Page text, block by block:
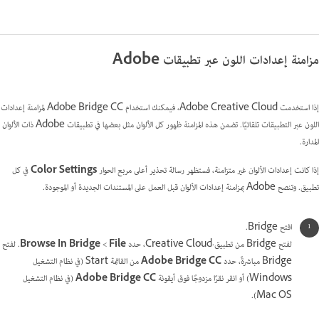
مزامنة إعدادات اللون عبر تطبيقات Adobe
إذا استخدمت Adobe Creative Cloud، فيمكنك استخدام Adobe Bridge CC لمزامنة إعدادات
اللون عبر التطبيقات تلقائيًا. تضمن هذه المزامنة ظهور كل الألوان مثل بعضها في تطبيقات Adobe ذات الألوان
المدارة.
إذا كانت إعدادات الألوان غير متزامنة، فستظهر رسالة تحذير أعلى مربع الحوارColor Settingsفي كل
تطبيق. وتنصح Adobe بمزامنة إعدادات الألوان قبل العمل على المستندات الجديدة أو الموجودة.
افتح Bridge.
لفتح Bridge من تطبيق·Creative Cloud، حدد
File
>‏
Browse In Bridge. لفتح
Bridge مباشرةً، حدد
Adobe Bridge CC
من القائمة Start (في نظام التشغيل
Windows) أو انقر نقرًا مزدوجًا فوق أيقونة
Adobe Bridge CC(في نظام التشغيل
Mac OS).